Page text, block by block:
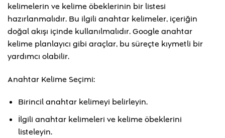
kelimelerin ve kelime öbeklerinin bir listesi
hazırlanmalıdır. Bu ilgili anahtar kelimeler, içeriğin
doğal akışı içinde kullanılmalıdır. Google anahtar
kelime planlayıcı gibi araçlar, bu süreçte kıymetli bir
yardımcı olabilir.
Anahtar Kelime Seçimi:
Birincil anahtar kelimeyi belirleyin.
İlgili anahtar kelimeleri ve kelime öbeklerini
listeleyin.